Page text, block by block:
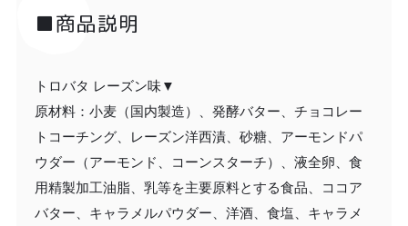
■商品説明
トロバタ レーズン味▼
原材料：小麦（国内製造）、発酵バター、チョコレー
トコーチング、レーズン洋西漬、砂糖、アーモンドパ
ウダー（アーモンド、コーンスターチ）、液全卵、食
用精製加工油脂、乳等を主要原料とする食品、ココア
バター、キャラメルパウダー、洋酒、食塩、キャラメ